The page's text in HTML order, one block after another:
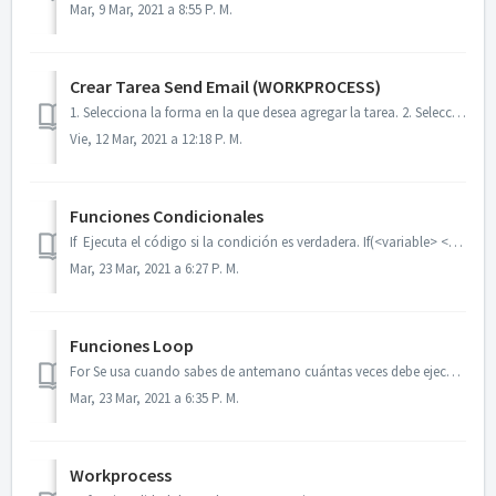
Mar, 9 Mar, 2021 a 8:55 P. M.
Crear Tarea Send Email (WORKPROCESS)
1. Selecciona la forma en la que desea agregar la tarea. 2. Selecciona en el menú de Events la etapa en la que desea agregar su tarea. Da clic en el botón ...
Vie, 12 Mar, 2021 a 12:18 P. M.
Funciones Condicionales
If Ejecuta el código si la condición es verdadera. If(<variable> <opr ><expression>) {Instrucciones} If else Ejecuta un código s...
Mar, 23 Mar, 2021 a 6:27 P. M.
Funciones Loop
For Se usa cuando sabes de antemano cuántas veces debe ejecutarse el script. for( <myvariable> = <expression>; <myvariable> <opr&...
Mar, 23 Mar, 2021 a 6:35 P. M.
Workprocess